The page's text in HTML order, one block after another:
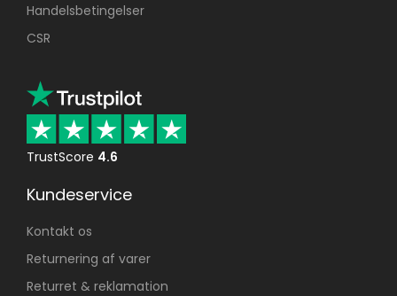
Handelsbetingelser
CSR
TrustScore 4.6
Kundeservice
Kontakt os
Returnering af varer
Returret & reklamation